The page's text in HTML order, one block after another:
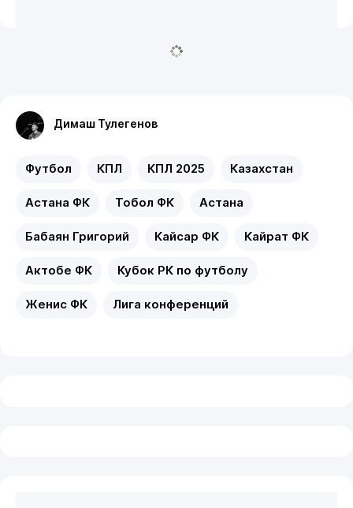
Димаш Тулегенов
Футбол КПЛ КПЛ 2025 Казахстан
Астана ФК Тобол ФК Астана
Бабаян Григорий Кайсар ФК Кайрат ФК
Актобе ФК Кубок РК по футболу
Женис ФК Лига конференций